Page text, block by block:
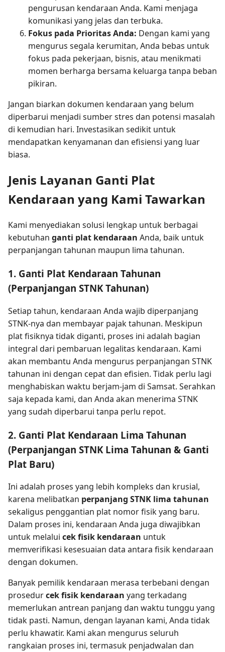
pengurusan kendaraan Anda. Kami menjaga
komunikasi yang jelas dan terbuka.
Fokus pada Prioritas Anda: Dengan kami yang
mengurus segala kerumitan, Anda bebas untuk
fokus pada pekerjaan, bisnis, atau menikmati
momen berharga bersama keluarga tanpa beban
pikiran.
Jangan biarkan dokumen kendaraan yang belum
diperbarui menjadi sumber stres dan potensi masalah
di kemudian hari. Investasikan sedikit untuk
mendapatkan kenyamanan dan efisiensi yang luar
biasa.
Jenis Layanan Ganti Plat
Kendaraan yang Kami Tawarkan
Kami menyediakan solusi lengkap untuk berbagai
kebutuhan ganti plat kendaraan Anda, baik untuk
perpanjangan tahunan maupun lima tahunan.
1. Ganti Plat Kendaraan Tahunan
(Perpanjangan STNK Tahunan)
Setiap tahun, kendaraan Anda wajib diperpanjang
STNK-nya dan membayar pajak tahunan. Meskipun
plat fisiknya tidak diganti, proses ini adalah bagian
integral dari pembaruan legalitas kendaraan. Kami
akan membantu Anda mengurus perpanjangan STNK
tahunan ini dengan cepat dan efisien. Tidak perlu lagi
menghabiskan waktu berjam-jam di Samsat. Serahkan
saja kepada kami, dan Anda akan menerima STNK
yang sudah diperbarui tanpa perlu repot.
2. Ganti Plat Kendaraan Lima Tahunan
(Perpanjangan STNK Lima Tahunan & Ganti
Plat Baru)
Ini adalah proses yang lebih kompleks dan krusial,
karena melibatkan perpanjang STNK lima tahunan
sekaligus penggantian plat nomor fisik yang baru.
Dalam proses ini, kendaraan Anda juga diwajibkan
untuk melalui cek fisik kendaraan untuk
memverifikasi kesesuaian data antara fisik kendaraan
dengan dokumen.
Banyak pemilik kendaraan merasa terbebani dengan
prosedurcek fisik kendaraan yang terkadang
memerlukan antrean panjang dan waktu tunggu yang
tidak pasti. Namun, dengan layanan kami, Anda tidak
perlu khawatir. Kami akan mengurus seluruh
rangkaian proses ini, termasuk penjadwalan dan